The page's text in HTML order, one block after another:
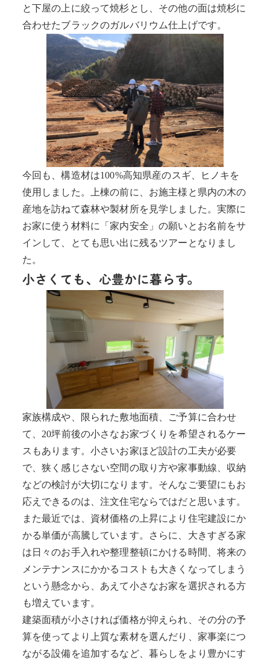
と下屋の上に絞って焼杉とし、その他の面は焼杉に
合わせたブラックのガルバリウム仕上げです。
今回も、構造材は100%高知県産のスギ、ヒノキを
使用しました。上棟の前に、お施主様と県内の木の
産地を訪ねて森林や製材所を見学しました。実際に
お家に使う材料に「家内安全」の願いとお名前をサ
インして、とても思い出に残るツアーとなりまし
た。
小さくても、心豊かに暮らす。
家族構成や、限られた敷地面積、ご予算に合わせ
て、20坪前後の小さなお家づくりを希望されるケー
スもあります。小さいお家ほど設計の工夫が必要
で、狭く感じさない空間の取り方や家事動線、収納
などの検討が大切になります。そんなご要望にもお
応えできるのは、注文住宅ならではだと思います。
また最近では、資材価格の上昇により住宅建設にか
かる単価が高騰しています。さらに、大きすぎる家
は日々のお手入れや整理整頓にかける時間、将来の
メンテナンスにかかるコストも大きくなってしまう
という懸念から、あえて小さなお家を選択される方
も増えています。
建築面積が小さければ価格が抑えられ、その分の予
算を使ってより上質な素材を選んだり、家事楽につ
ながる設備を追加するなど、暮らしをより豊かにす